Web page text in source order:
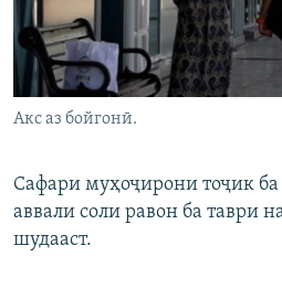
Акс аз бойгонӣ.
Сафари муҳоҷирони тоҷик
аввали соли равон ба таври
шудааст.